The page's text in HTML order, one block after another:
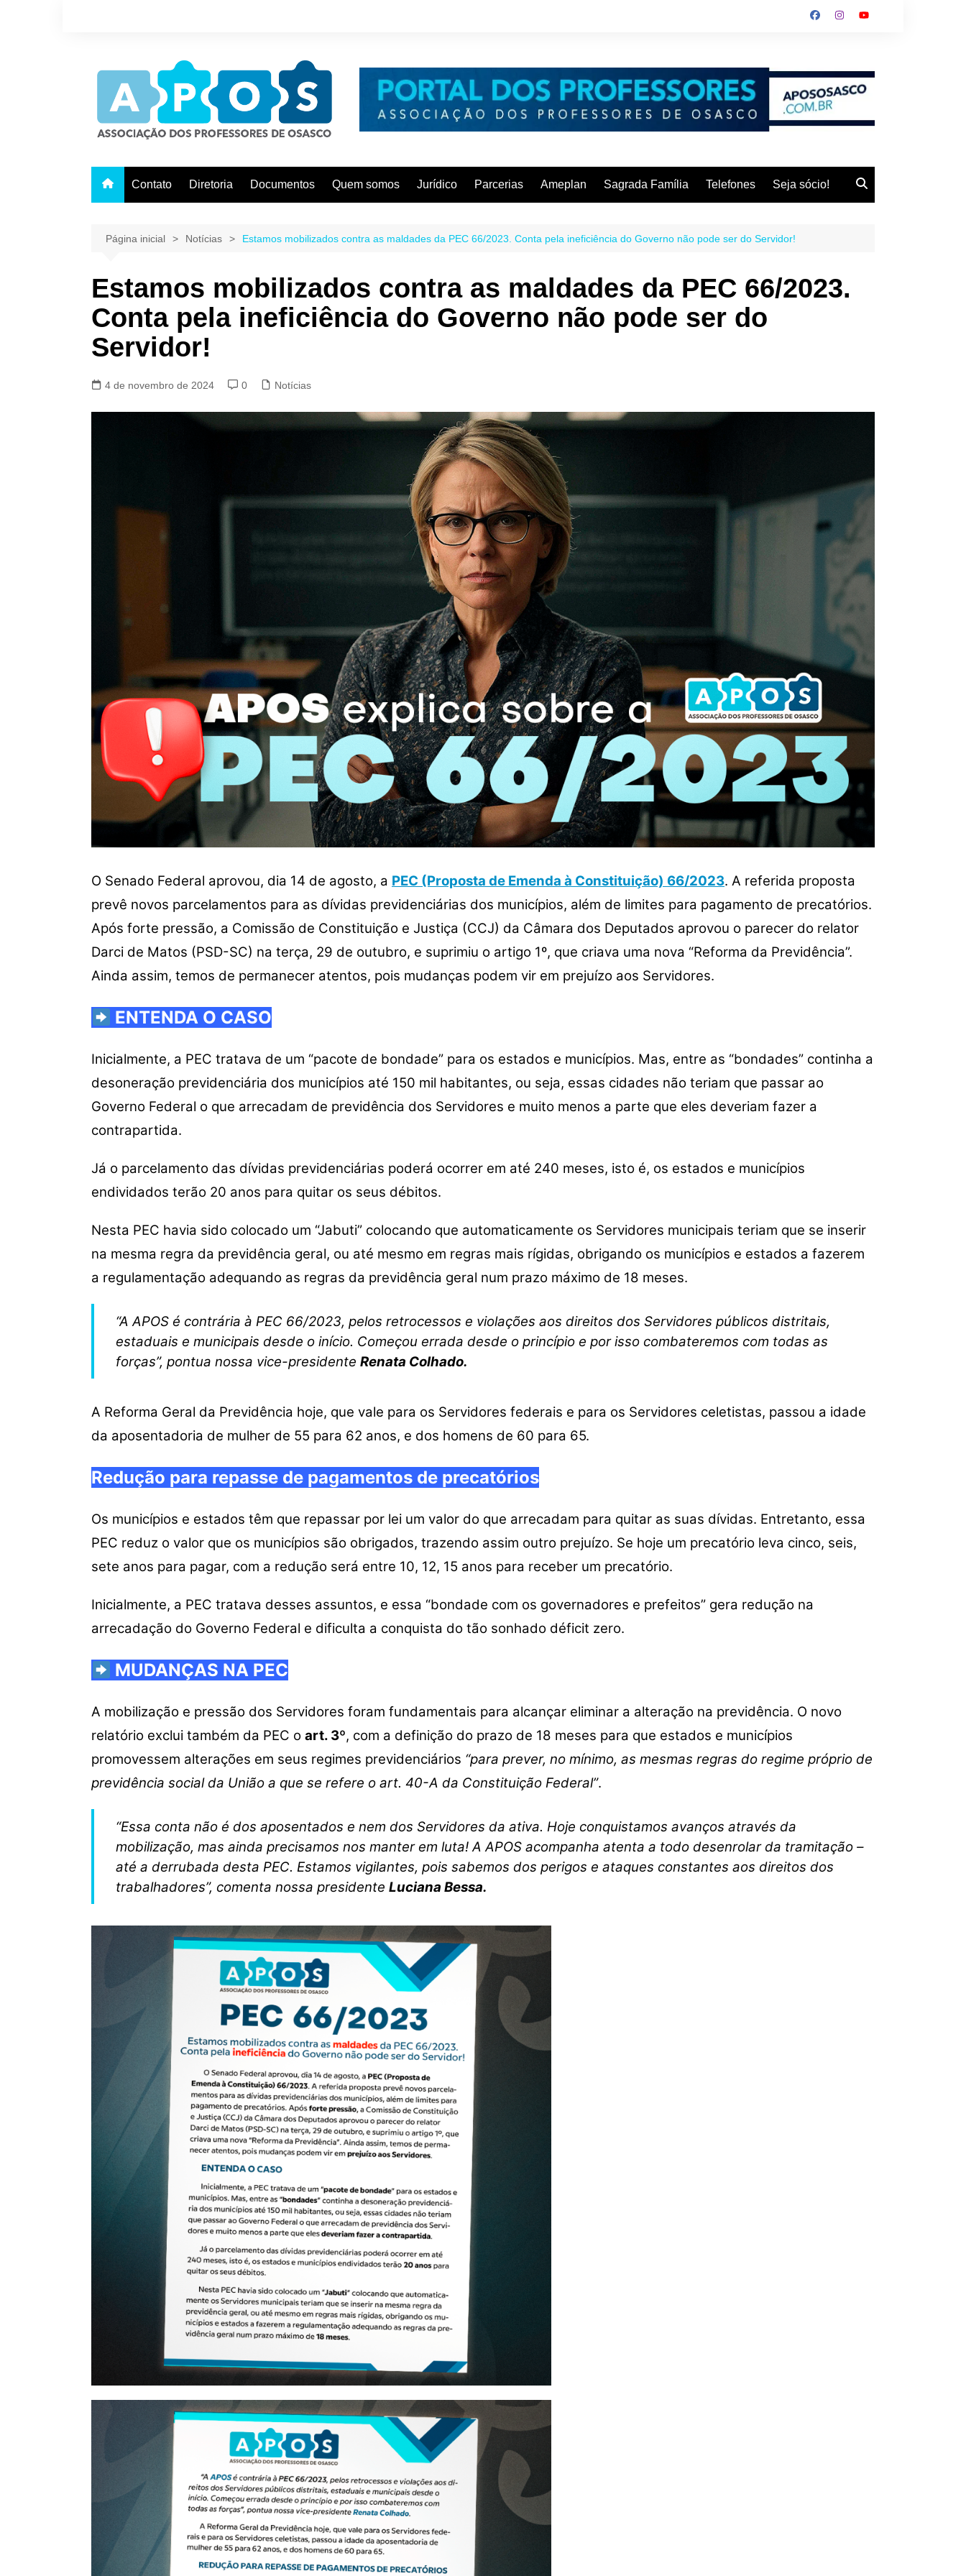
Contato Diretoria Documentos Quem somos Jurídico Parcerias Ameplan Sagrada Família Telefones Seja sócio!
Página inicial Notícias Estamos mobilizados contra as maldades da PEC 66/2023. Conta pela ineficiência do Governo não pode ser do Servidor!
Estamos mobilizados contra as maldades da PEC 66/2023.
Conta pela ineficiência do Governo não pode ser do
Servidor!
4 de novembro de 2024 0 Notícias
O Senado Federal aprovou, dia 14 de agosto, a PEC (Proposta de Emenda à Constituição) 66/2023. A referida proposta
prevê novos parcelamentos para as dívidas previdenciárias dos municípios, além de limites para pagamento de precatórios.
Após forte pressão, a Comissão de Constituição e Justiça (CCJ) da Câmara dos Deputados aprovou o parecer do relator
Darci de Matos (PSD-SC) na terça, 29 de outubro, e suprimiu o artigo 1º, que criava uma nova “Reforma da Previdência”.
Ainda assim, temos de permanecer atentos, pois mudanças podem vir em prejuízo aos Servidores.
ENTENDA O CASO
Inicialmente, a PEC tratava de um “pacote de bondade” para os estados e municípios. Mas, entre as “bondades” continha a
desoneração previdenciária dos municípios até 150 mil habitantes, ou seja, essas cidades não teriam que passar ao
Governo Federal o que arrecadam de previdência dos Servidores e muito menos a parte que eles deveriam fazer a
contrapartida.
Já o parcelamento das dívidas previdenciárias poderá ocorrer em até 240 meses, isto é, os estados e municípios
endividados terão 20 anos para quitar os seus débitos.
Nesta PEC havia sido colocado um “Jabuti” colocando que automaticamente os Servidores municipais teriam que se inserir
na mesma regra da previdência geral, ou até mesmo em regras mais rígidas, obrigando os municípios e estados a fazerem
a regulamentação adequando as regras da previdência geral num prazo máximo de 18 meses.
“A APOS é contrária à PEC 66/2023, pelos retrocessos e violações aos direitos dos Servidores públicos distritais,
estaduais e municipais desde o início. Começou errada desde o princípio e por isso combateremos com todas as
forças”, pontua nossa vice-presidente Renata Colhado.
A Reforma Geral da Previdência hoje, que vale para os Servidores federais e para os Servidores celetistas, passou a idade
da aposentadoria de mulher de 55 para 62 anos, e dos homens de 60 para 65.
Redução para repasse de pagamentos de precatórios
Os municípios e estados têm que repassar por lei um valor do que arrecadam para quitar as suas dívidas. Entretanto, essa
PEC reduz o valor que os municípios são obrigados, trazendo assim outro prejuízo. Se hoje um precatório leva cinco, seis,
sete anos para pagar, com a redução será entre 10, 12, 15 anos para receber um precatório.
Inicialmente, a PEC tratava desses assuntos, e essa “bondade com os governadores e prefeitos” gera redução na
arrecadação do Governo Federal e dificulta a conquista do tão sonhado déficit zero.
MUDANÇAS NA PEC
A mobilização e pressão dos Servidores foram fundamentais para alcançar eliminar a alteração na previdência. O novo
relatório exclui também da PEC o art. 3º, com a definição do prazo de 18 meses para que estados e municípios
promovessem alterações em seus regimes previdenciários “para prever, no mínimo, as mesmas regras do regime próprio de
previdência social da União a que se refere o art. 40-A da Constituição Federal”.
“Essa conta não é dos aposentados e nem dos Servidores da ativa. Hoje conquistamos avanços através da
mobilização, mas ainda precisamos nos manter em luta! A APOS acompanha atenta a todo desenrolar da tramitação –
até a derrubada desta PEC. Estamos vigilantes, pois sabemos dos perigos e ataques constantes aos direitos dos
trabalhadores”, comenta nossa presidente Luciana Bessa.